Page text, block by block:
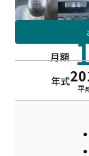
月額
年式
平